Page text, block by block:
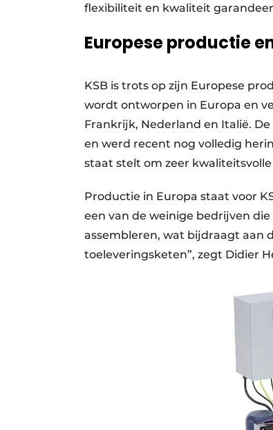
flexibiliteit en kwaliteit
Europese productie
KSB is trots op zijn Europese
wordt ontworpen in Europa en
Frankrijk, Nederland en Italië.
en werd recent nog volledig
staat stelt om zeer
Productie in Europa staat voor
een van de weinige bedrijven
assembleren, wat bijdraagt aan
toeleveringsketen”, zegt Didier